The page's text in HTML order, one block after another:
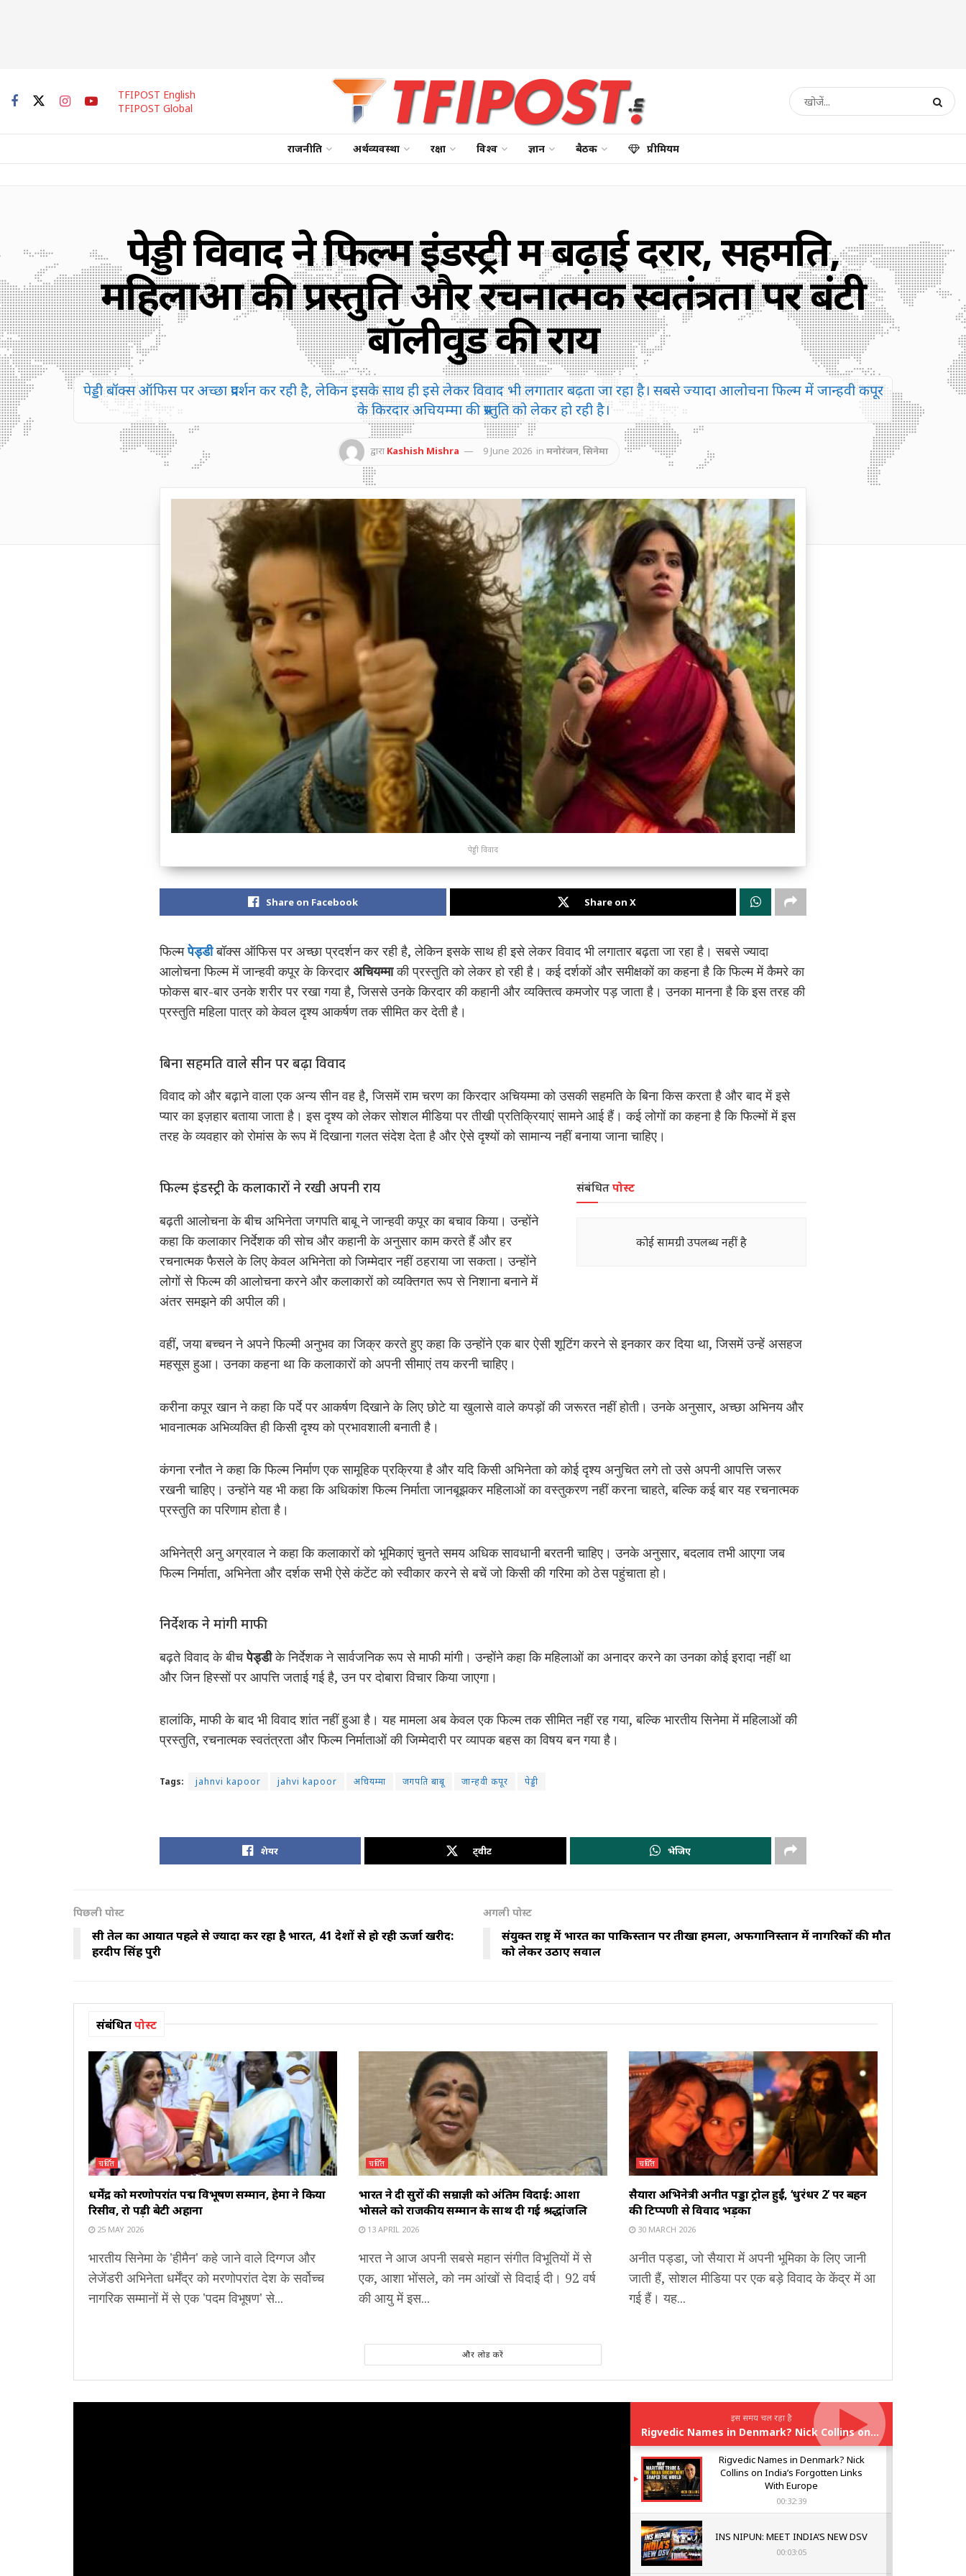
TFIPOST English
TFIPOST Global
राजनीति अर्थव्यवस्था रक्षा विश्व ज्ञान बैठक प्रीमियम
पेड्डी विवाद ने फिल्म इंडस्ट्री में बढ़ाई दरार, सहमति,
महिलाओं की प्रस्तुति और रचनात्मक स्वतंत्रता पर बंटी
बॉलीवुड की राय
पेड्डी बॉक्स ऑफिस पर अच्छा प्रदर्शन कर रही है, लेकिन इसके साथ ही इसे लेकर विवाद भी लगातार बढ़ता जा रहा है। सबसे ज्यादा आलोचना फिल्म में जान्हवी कपूर
के किरदार अचियम्मा की प्रस्तुति को लेकर हो रही है।
द्वारा Kashish Mishra 9 June 2026 in मनोरंजन,सिनेमा
पेड्डी विवाद
Share on Facebook Share on X
फिल्मपेड्डीबॉक्स ऑफिस पर अच्छा प्रदर्शन कर रही है, लेकिन इसके साथ ही इसे लेकर विवाद भी लगातार बढ़ता जा रहा है। सबसे ज्यादा
आलोचना फिल्म में जान्हवी कपूर के किरदार अचियम्माकी प्रस्तुति को लेकर हो रही है। कई दर्शकों और समीक्षकों का कहना है कि फिल्म में कैमरे का
फोकस बार-बार उनके शरीर पर रखा गया है, जिससे उनके किरदार की कहानी और व्यक्तित्व कमजोर पड़ जाता है। उनका मानना है कि इस तरह की
प्रस्तुति महिला पात्र को केवल दृश्य आकर्षण तक सीमित कर देती है।
बिना सहमति वाले सीन पर बढ़ा विवाद
विवाद को और बढ़ाने वाला एक अन्य सीन वह है, जिसमें राम चरण का किरदार अचियम्मा को उसकी सहमति के बिना किस करता है और बाद में इसे
प्यार का इज़हार बताया जाता है। इस दृश्य को लेकर सोशल मीडिया पर तीखी प्रतिक्रियाएं सामने आई हैं। कई लोगों का कहना है कि फिल्मों में इस
तरह के व्यवहार को रोमांस के रूप में दिखाना गलत संदेश देता है और ऐसे दृश्यों को सामान्य नहीं बनाया जाना चाहिए।
संबंधितपोस्ट
कोई सामग्री उपलब्ध नहीं है
फिल्म इंडस्ट्री के कलाकारों ने रखी अपनी राय
बढ़ती आलोचना के बीच अभिनेता जगपति बाबू ने जान्हवी कपूर का बचाव किया। उन्होंने
कहा कि कलाकार निर्देशक की सोच और कहानी के अनुसार काम करते हैं और हर
रचनात्मक फैसले के लिए केवल अभिनेता को जिम्मेदार नहीं ठहराया जा सकता। उन्होंने
लोगों से फिल्म की आलोचना करने और कलाकारों को व्यक्तिगत रूप से निशाना बनाने में
अंतर समझने की अपील की।
वहीं, जया बच्चन ने अपने फिल्मी अनुभव का जिक्र करते हुए कहा कि उन्होंने एक बार ऐसी शूटिंग करने से इनकार कर दिया था, जिसमें उन्हें असहज
महसूस हुआ। उनका कहना था कि कलाकारों को अपनी सीमाएं तय करनी चाहिए।
करीना कपूर खान ने कहा कि पर्दे पर आकर्षण दिखाने के लिए छोटे या खुलासे वाले कपड़ों की जरूरत नहीं होती। उनके अनुसार, अच्छा अभिनय और
भावनात्मक अभिव्यक्ति ही किसी दृश्य को प्रभावशाली बनाती है।
कंगना रनौत ने कहा कि फिल्म निर्माण एक सामूहिक प्रक्रिया है और यदि किसी अभिनेता को कोई दृश्य अनुचित लगे तो उसे अपनी आपत्ति जरूर
रखनी चाहिए। उन्होंने यह भी कहा कि अधिकांश फिल्म निर्माता जानबूझकर महिलाओं का वस्तुकरण नहीं करना चाहते, बल्कि कई बार यह रचनात्मक
प्रस्तुति का परिणाम होता है।
अभिनेत्री अनु अग्रवाल ने कहा कि कलाकारों को भूमिकाएं चुनते समय अधिक सावधानी बरतनी चाहिए। उनके अनुसार, बदलाव तभी आएगा जब
फिल्म निर्माता, अभिनेता और दर्शक सभी ऐसे कंटेंट को स्वीकार करने से बचें जो किसी की गरिमा को ठेस पहुंचाता हो।
निर्देशक ने मांगी माफी
बढ़ते विवाद के बीचपेड्डीके निर्देशक ने सार्वजनिक रूप से माफी मांगी। उन्होंने कहा कि महिलाओं का अनादर करने का उनका कोई इरादा नहीं था
और जिन हिस्सों पर आपत्ति जताई गई है, उन पर दोबारा विचार किया जाएगा।
हालांकि, माफी के बाद भी विवाद शांत नहीं हुआ है। यह मामला अब केवल एक फिल्म तक सीमित नहीं रह गया, बल्कि भारतीय सिनेमा में महिलाओं की
प्रस्तुति, रचनात्मक स्वतंत्रता और फिल्म निर्माताओं की जिम्मेदारी पर व्यापक बहस का विषय बन गया है।
Tags: jahnvi kapoor jahvi kapoor अचियम्मा जगपति बाबू जान्हवी कपूर पेड्डी
शेयर ट्वीट भेजिए
पिछली पोस्ट
रूसी तेल का आयात पहले से ज्यादा कर रहा है भारत, 41 देशों से हो रही ऊर्जा खरीद:
हरदीप सिंह पुरी
अगली पोस्ट
संयुक्त राष्ट्र में भारत का पाकिस्तान पर तीखा हमला, अफगानिस्तान में नागरिकों की मौत
को लेकर उठाए सवाल
संबंधितपोस्ट
चर्चित
धर्मेंद्र को मरणोपरांत पद्म विभूषण सम्मान, हेमा ने किया
रिसीव, रो पड़ी बेटी अहाना
25 MAY 2026
भारतीय सिनेमा के 'हीमैन' कहे जाने वाले दिग्गज और
लेजेंडरी अभिनेता धर्मेंद्र को मरणोपरांत देश के सर्वोच्च
नागरिक सम्मानों में से एक 'पदम विभूषण' से...
चर्चित
भारत ने दी सुरों की सम्राज्ञी को अंतिम विदाई: आशा
भोसले को राजकीय सम्मान के साथ दी गई श्रद्धांजलि
13 APRIL 2026
भारत ने आज अपनी सबसे महान संगीत विभूतियों में से
एक, आशा भोंसले, को नम आंखों से विदाई दी। 92 वर्ष
की आयु में इस...
चर्चित
सैयारा अभिनेत्री अनीत पड्डा ट्रोल हुईं, ‘धुरंधर 2’ पर बहन
की टिप्पणी से विवाद भड़का
30 MARCH 2026
अनीत पड्डा, जो सैयारा में अपनी भूमिका के लिए जानी
जाती हैं, सोशल मीडिया पर एक बड़े विवाद के केंद्र में आ
गई हैं। यह...
और लोड करें
इस समय चल रहा है
Rigvedic Names in Denmark? Nick Collins on India’s Forgotten Links With Europe
Rigvedic Names in Denmark? Nick
Collins on India’s Forgotten Links
With Europe
00:32:39
INS NIPUN: MEET INDIA’S NEW DSV
00:03:05